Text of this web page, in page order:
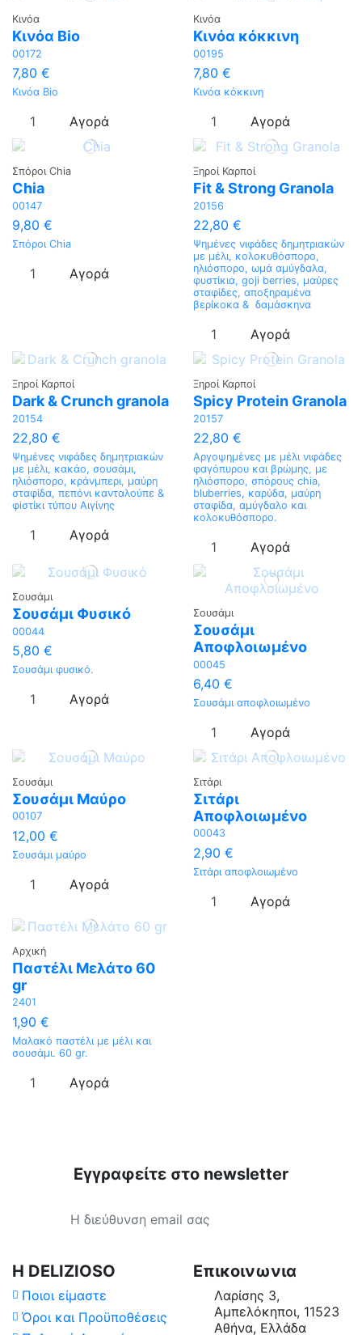
Κινόα
Κινόα Bio
00172
7,80 €
Κινόα Bio
Αγορά
Κινόα
Κινόα κόκκινη
00195
7,80 €
Κινόα κόκκινη
Αγορά
Σπόροι Chia
Chia
00147
9,80 €
Σπόροι Chia
Αγορά
Ξηροί Καρποί
Fit & Strong Granola
20156
22,80 €
Ψημένες νιφάδες δημητριακών
με μέλι, κολοκυθόσπορο,
ηλιόσπορο, ωμά αμύγδαλα,
φυστίκια, goji berries, μαύρες
σταφίδες, αποξηραμένα
βερίκοκα & δαμάσκηνα
Αγορά
Ξηροί Καρποί
Dark & Crunch granola
20154
22,80 €
Ψημένες νιφάδες δημητριακών
με μέλι, κακάο, σουσάμι,
ηλιόσπορο, κράνμπερι, μαύρη
σταφίδα, πεπόνι κανταλούπε &
φiστίκι τύπου Αιγίνης
Αγορά
Ξηροί Καρποί
Spicy Protein Granola
20157
22,80 €
Αργοψημένες με μέλι νιφάδες
φαγόπυρου και βρώμης, με
ηλιόσπορο, σπόρους chia,
bluberries, καρύδα, μαύρη
σταφίδα, αμύγδαλο και
κολοκυθόσπορο.
Αγορά
Σουσάμι
Σουσάμι Φυσικό
00044
5,80 €
Σουσάμι φυσικό.
Αγορά
Σουσάμι
Σουσάμι
Αποφλοιωμένο
00045
6,40 €
Σουσάμι αποφλοιωμένο
Αγορά
Σουσάμι
Σουσάμι Μαύρο
00107
12,00 €
Σουσάμι μαύρο
Αγορά
Σιτάρι
Σιτάρι
Αποφλοιωμένο
00043
2,90 €
Σιτάρι αποφλοιωμένο
Αγορά
Αρχική
Παστέλι Μελάτο 60
gr
2401
1,90 €
Μαλακό παστέλι με μέλι και
σουσάμι. 60 gr.
Αγορά
Κατηγορίες
Χώρα Προέλευσης
Επεξεργασία
Εγγραφείτε στο newsletter
Η DELIZIOSO
Ποιοι είμαστε
Όροι και Προϋποθέσεις
Επικοινωνια
Λαρίσης 3,
Αμπελόκηποι, 11523
Αθήνα, Ελλάδα